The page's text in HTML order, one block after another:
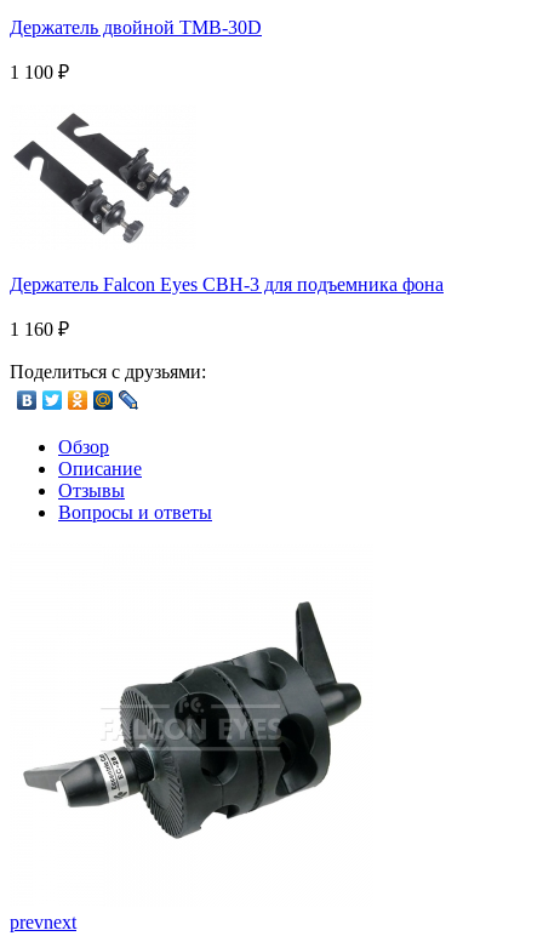
Держатель двойной TMB-30D
1 100 ₽
Держатель Falcon Eyes CBH-3 для подъемника фона
1 160 ₽
Поделиться с друзьями:
Обзор
Описание
Отзывы
Вопросы и ответы
prevnext